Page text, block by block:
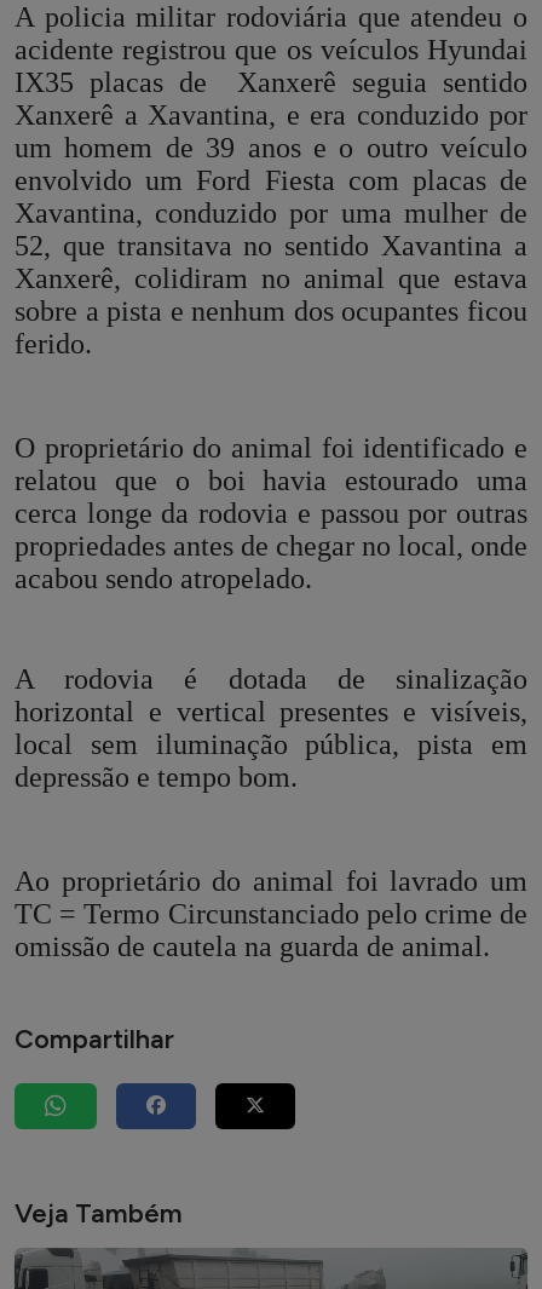
A policia militar rodoviária que atendeu o
acidente registrou que os veículos Hyundai
IX35 placas de
Xanxerê seguia sentido
Xanxerê a Xavantina, e era conduzido por
um homem de 39 anos e o outro veículo
envolvido um Ford Fiesta com placas de
Xavantina, conduzido por uma mulher de
52, que transitava no sentido Xavantina a
Xanxerê, colidiram no animal que estava
sobre a pista e nenhum dos ocupantes ficou
ferido.
O proprietário do animal foi identificado e
relatou que o boi havia estourado uma
cerca longe da rodovia e passou por outras
propriedades antes de chegar no local, onde
acabou sendo atropelado.
A rodovia é dotada de sinalização
horizontal e vertical presentes e visíveis,
local sem iluminação pública, pista em
depressão e tempo bom.
Ao proprietário do animal foi lavrado um
TC = Termo Circunstanciado pelo crime de
omissão de cautela na guarda de animal.
Compartilhar
Veja Também